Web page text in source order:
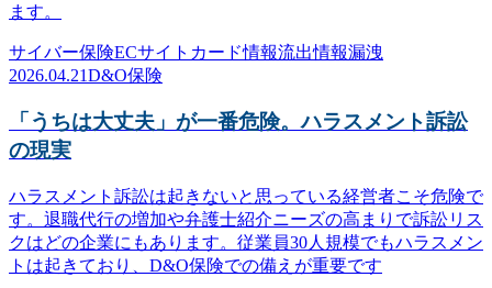
ます。
サイバー保険ECサイト カード情報流出情報漏洩
2026.04.21D&O保険
「うちは大丈夫」が一番危険。ハラスメント訴訟
の現実
ハラスメント訴訟は起きないと思っている経営者こそ危険で
す。退職代行の増加や弁護士紹介ニーズの高まりで訴訟リス
クはどの企業にもあります。従業員30人規模でもハラスメン
トは起きており、D&O保険での備えが重要です